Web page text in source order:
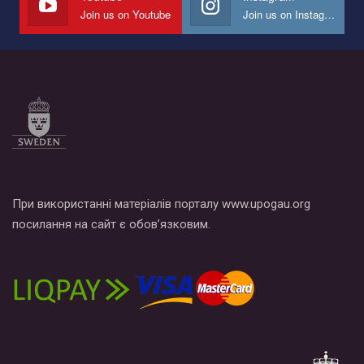
Все, что вам нужно сделать - это зайти на наш канал YouTube
Join us on Youtube Join us on Instagram
При використанні матеріалів порталу www.upogau.org
посилання на сайт є обов’язковим.